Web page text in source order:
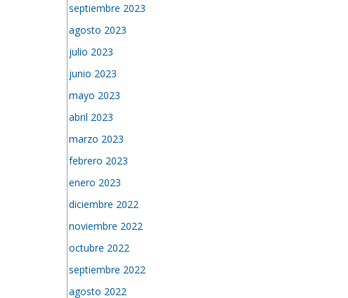
septiembre 2023
agosto 2023
julio 2023
junio 2023
mayo 2023
abril 2023
marzo 2023
febrero 2023
enero 2023
diciembre 2022
noviembre 2022
octubre 2022
septiembre 2022
agosto 2022